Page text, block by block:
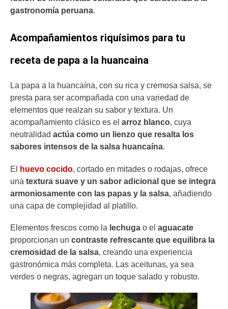
gastronomía peruana.
Acompañamientos riquísimos para tu
receta de papa a la huancaina
La papa a la huancaína, con su rica y cremosa salsa, se
presta para ser acompañada con una variedad de
elementos que realzan su sabor y textura. Un
acompañamiento clásico es el arroz blanco, cuya
neutralidad actúa como un lienzo que resalta los
sabores intensos de la salsa huancaína.
El huevo cocido, cortado en mitades o rodajas, ofrece
una textura suave y un sabor adicional que se integra
armoniosamente con las papas y la salsa, añadiendo
una capa de complejidad al platillo.
Elementos frescos como la lechuga o el aguacate
proporcionan un contraste refrescante que equilibra la
cremosidad de la salsa, creando una experiencia
gastronómica más completa. Las aceitunas, ya sea
verdes o negras, agregan un toque salado y robusto.